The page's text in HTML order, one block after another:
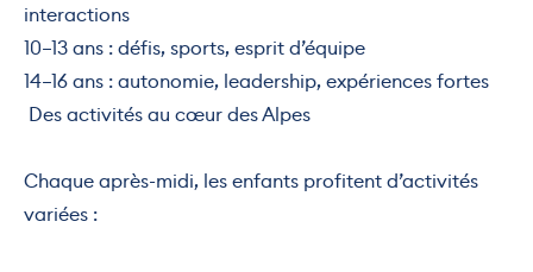
interactions
10–13 ans : défis, sports, esprit d’équipe
14–16 ans : autonomie, leadership, expériences fortes
️ Des activités au cœur des Alpes
Chaque après-midi, les enfants profitent d’activités
variées :